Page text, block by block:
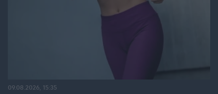
09.08.2026, 15:35